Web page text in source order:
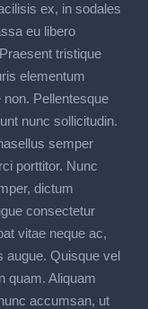
ex, in sodales
eu libero
tristique
elementum
Pellentesque
nunc sollicitudin.
semper
porttitor. Nunc
dictum
consectetur
vitae neque ac,
augue. Quisque vel
quam. Aliquam
accumsan, ut